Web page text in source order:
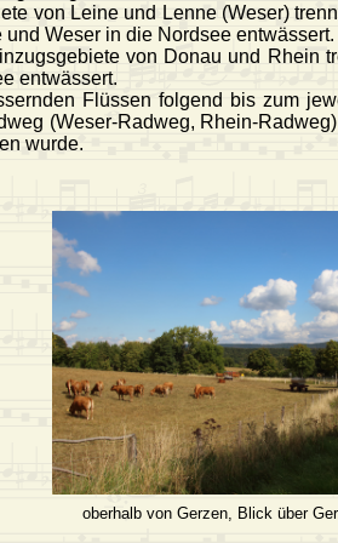
von Leine und Lenne (Weser)
Weser in die Nordsee entwässert.
von Donau und Rhein
entwässert.
Flüssen folgend bis zum
(Weser-Radweg, Rhein-
wurde.
oberhalb von Gerzen, Blick über